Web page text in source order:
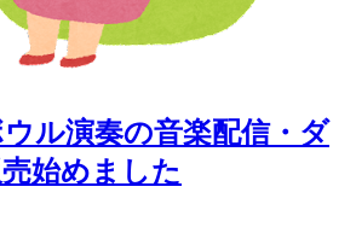
ル演奏の音楽配信・ダ
始めました